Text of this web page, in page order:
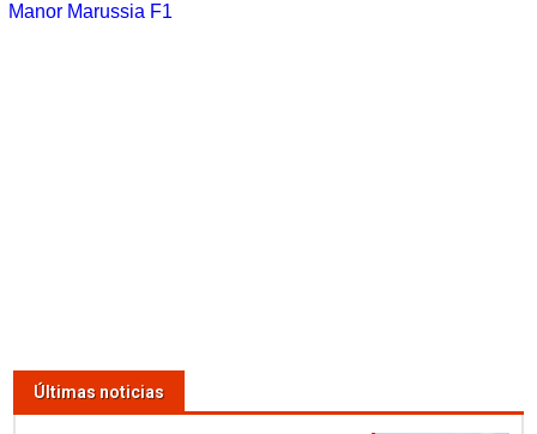
Manor Marussia F1
Últimas noticias